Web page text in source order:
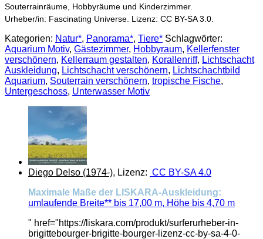
Souterrainräume, Hobbyräume und Kinderzimmer.
Urheber/in: Fascinating Universe. Lizenz: CC BY-SA 3.0.
Kategorien: Natur*, Panorama*, Tiere* Schlagwörter:
Aquarium Motiv, Gästezimmer, Hobbyraum, Kellerfenster
verschönern, Kellerraum gestalten, Korallenriff, Lichtschacht
Auskleidung, Lichtschacht verschönern, Lichtschachtbild
Aquarium, Souterrain verschönern, tropische Fische,
Untergeschoss, Unterwasser Motiv
Diego Delso (1974-), Lizenz: CC BY-SA 4.0
Maximale Maße der LISKARA-Auskleidung:
umlaufende Breite** bis 17,00 m, Höhe bis 4,70 m
" href="https://liskara.com/produkt/surferurheber-in-
brigittebourger-brigitte-bourger-lizenz-cc-by-sa-4-0-